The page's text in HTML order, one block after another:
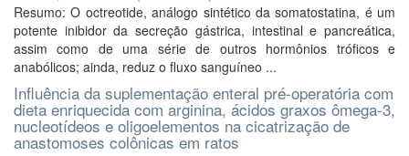
Resumo: O octreotide, análogo sintético da somatostatina, é um
potente inibidor da secreção gástrica, intestinal e pancreática,
assim como de uma série de outros hormônios tróficos e
anabólicos; ainda, reduz o fluxo sanguíneo ...
Influência da suplementação enteral pré-operatória com
dieta enriquecida com arginina, ácidos graxos ômega-3,
nucleotídeos e oligoelementos na cicatrização de
anastomoses colônicas em ratos